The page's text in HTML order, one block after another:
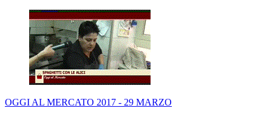
OGGI AL MERCATO 2017 - 29 MARZO